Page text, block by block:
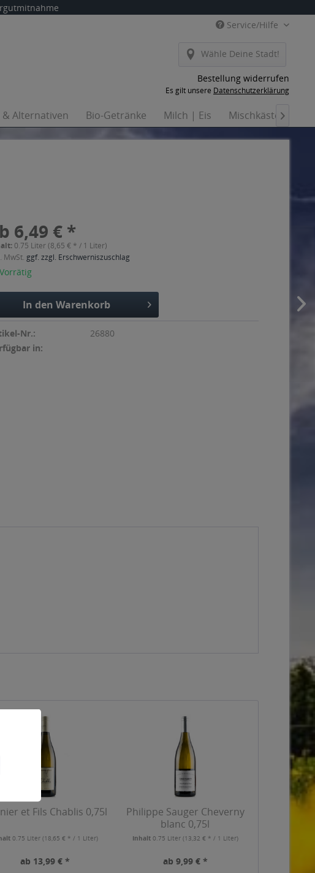
Service/Hilfe
Wähle Deine Stadt!
Bestellung widerrufen
Es gilt unsere Datenschutzerklärung
& Alternativen Bio-Getränke Milch | Eis Mischkästen

6,49 € *
0.75 Liter (8,65 € * / 1 Liter)
MwSt. ggf. zzgl. Erschwerniszuschlag
Vorrätig
In den Warenkorb
Nr.:
26880
in:
et Fils Chablis 0,75l
0.75 Liter(18,65 € * / 1 Liter)
ab 13,99 € *
Philippe Sauger Cheverny
blanc 0,75l
Inhalt 0.75 Liter (13,32 € * / 1 Liter)
ab 9,99 € *